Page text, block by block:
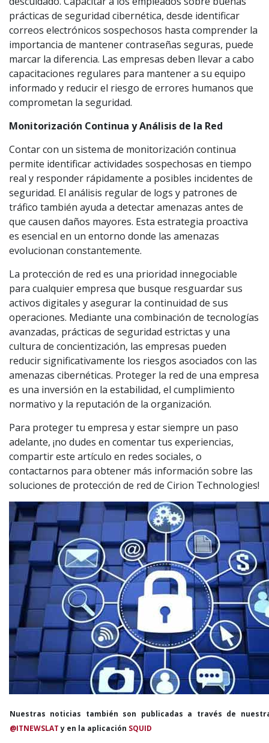
prácticas de seguridad cibernética, desde identificar
correos electrónicos sospechosos hasta comprender la
importancia de mantener contraseñas seguras, puede
marcar la diferencia. Las empresas deben llevar a cabo
capacitaciones regulares para mantener a su equipo
informado y reducir el riesgo de errores humanos que
comprometan la seguridad.
Monitorización Continua y Análisis de la Red
Contar con un sistema de monitorización continua
permite identificar actividades sospechosas en tiempo
real y responder rápidamente a posibles incidentes de
seguridad. El análisis regular de logs y patrones de
tráfico también ayuda a detectar amenazas antes de
que causen daños mayores. Esta estrategia proactiva
es esencial en un entorno donde las amenazas
evolucionan constantemente.
La protección de red es una prioridad innegociable
para cualquier empresa que busque resguardar sus
activos digitales y asegurar la continuidad de sus
operaciones. Mediante una combinación de tecnologías
avanzadas, prácticas de seguridad estrictas y una
cultura de concientización, las empresas pueden
reducir significativamente los riesgos asociados con las
amenazas cibernéticas. Proteger la red de una empresa
es una inversión en la estabilidad, el cumplimiento
normativo y la reputación de la organización.
Para proteger tu empresa y estar siempre un paso
adelante, ¡no dudes en comentar tus experiencias,
compartir este artículo en redes sociales, o
contactarnos para obtener más información sobre las
soluciones de protección de red de Cirion Technologies!
Nuestras noticias también son publicadas a través de
@ITNEWSLATy en la aplicación SQUID